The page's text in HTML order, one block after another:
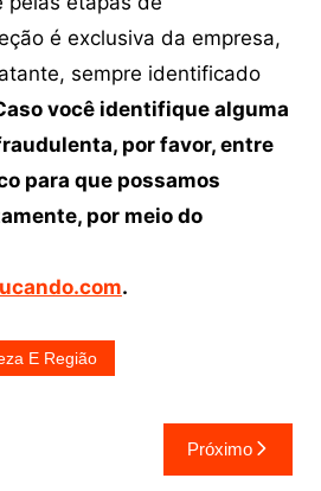
é exclusiva da empresa,
sempre identificado
você identifique alguma
por favor, entre
para que possamos
por meio do
.
E Região
Próximo